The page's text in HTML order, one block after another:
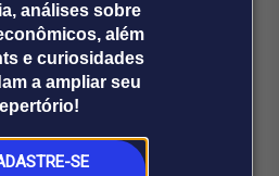
análises sobre
além
e curiosidades
a ampliar seu
SE
Broadcast+
O mercado
financeiro em
tempo real
Releases Broadcast
Prêmio Broadcast
Empresas
Releases
em
rejeição
3